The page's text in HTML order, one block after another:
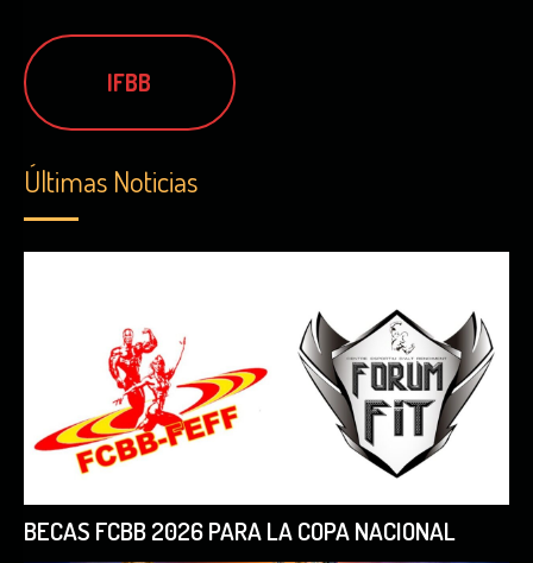
IFBB
Últimas Noticias
BECAS FCBB 2026 PARA LA COPA NACIONAL